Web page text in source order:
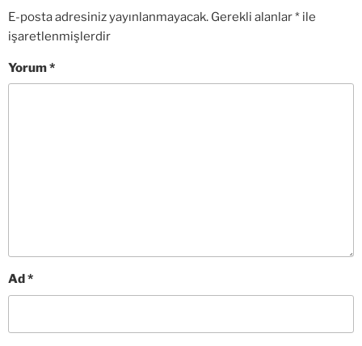
E-posta adresiniz yayınlanmayacak. Gerekli alanlar* ile
işaretlenmişlerdir
Yorum*
Ad *